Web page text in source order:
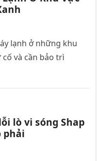
lạnh ở những khu
và cần bảo trì
lò vi sóng Shap
phải